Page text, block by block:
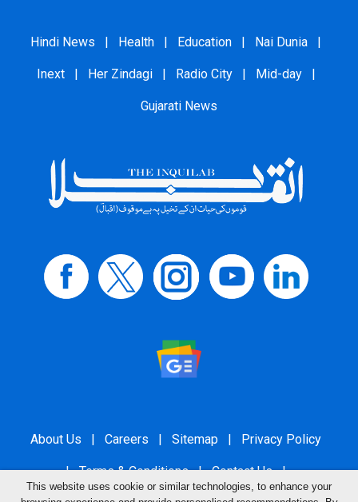
Hindi News | Health | Education | Nai Dunia |
Inext | Her Zindagi | Radio City | Mid-day |
Gujarati News
About Us | Careers | Sitemap | Privacy Policy
| Terms & Conditions | Contact Us |
This website uses cookie or similar technologies, to enhance your